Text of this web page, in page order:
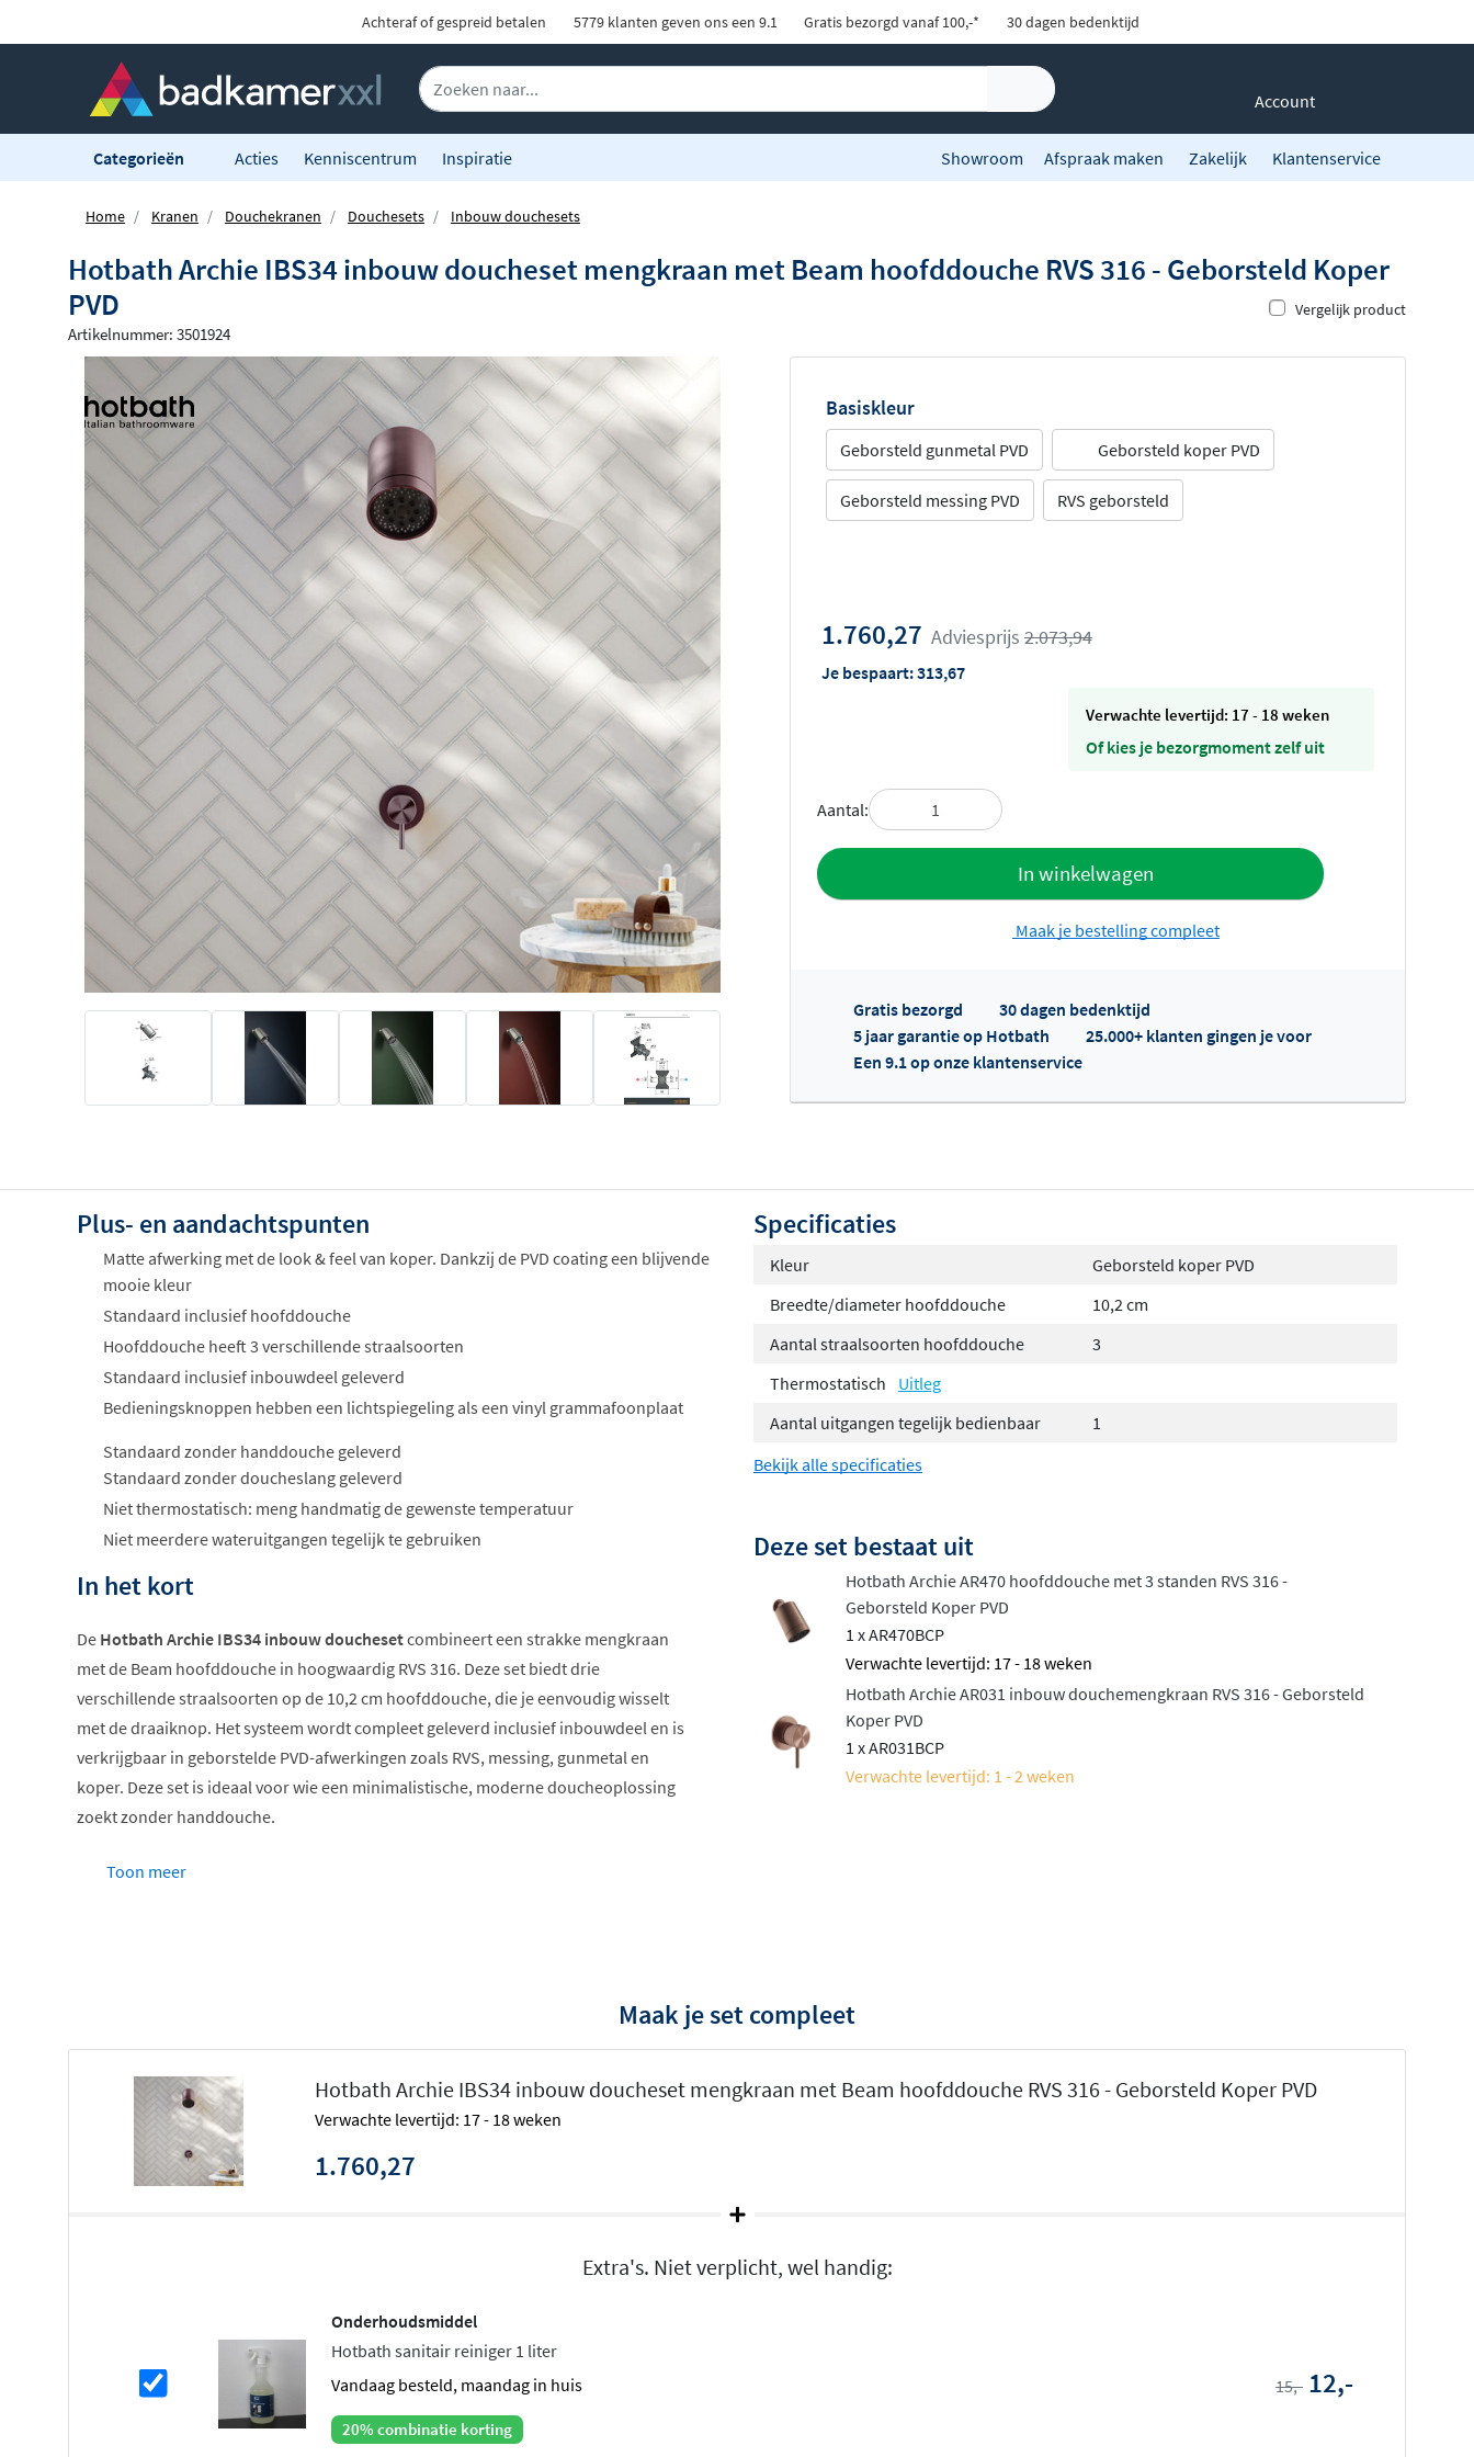
Achteraf of gespreid betalen 5779 klanten geven ons een 9.1 Gratis bezorgd vanaf 100,-* 30 dagen bedenktijd
Account
Categorieën Acties Kenniscentrum Inspiratie Showroom Afspraak maken Zakelijk Klantenservice
Home Kranen Douchekranen Douchesets Inbouw douchesets
Hotbath Archie IBS34 inbouw doucheset mengkraan met Beam hoofddouche RVS 316 - Geborsteld Koper
PVD
Vergelijk product
Artikelnummer: 3501924
Basiskleur
Geborsteld gunmetal PVD Geborsteld koper PVD
Geborsteld messing PVD RVS geborsteld
1.760,27 Adviesprijs 2.073,94
Je bespaart:313,67
Verwachte levertijd: 17 - 18 weken
Of kies je bezorgmoment zelf uit
Aantal:
In winkelwagen
Toevoegen aan offerte
Maak je bestelling compleet
Gratis bezorgd
30 dagen bedenktijd
5 jaar garantie op Hotbath
25.000+ klanten gingen je voor
Een 9.1 op onze klantenservice
Plus- en aandachtspunten
Matte afwerking met de look & feel van koper. Dankzij de PVD coating een blijvende
mooie kleur
Standaard inclusief hoofddouche
Hoofddouche heeft 3 verschillende straalsoorten
Standaard inclusief inbouwdeel geleverd
Bedieningsknoppen hebben een lichtspiegeling als een vinyl grammafoonplaat
Standaard zonder handdouche geleverd
Standaard zonder doucheslang geleverd
Niet thermostatisch: meng handmatig de gewenste temperatuur
Niet meerdere wateruitgangen tegelijk te gebruiken
In het kort
De Hotbath Archie IBS34 inbouw douchesetcombineert een strakke mengkraan
met de Beam hoofddouche in hoogwaardig RVS 316. Deze set biedt drie
verschillende straalsoorten op de 10,2 cm hoofddouche, die je eenvoudig wisselt
met de draaiknop. Het systeem wordt compleet geleverd inclusief inbouwdeel en is
verkrijgbaar in geborstelde PVD-afwerkingen zoals RVS, messing, gunmetal en
koper. Deze set is ideaal voor wie een minimalistische, moderne doucheoplossing
zoekt zonder handdouche.
Compleet met inbouwdeel
De Archie serie van Hotbath staat voorpuur, tijdloos design in corrosiebestendig
RVS 316. Deze collectie kenmerkt zich door strakke ronde vormen en matte,
geborstelde afwerkingen die perfect passen in moderne badkamers. RVS 316 is
bijzonder duurzaam en behoudt zijn mooie uitstraling, zelfs na jarenlang gebruik in
drie comfortabele straalsoorten
voor een zachte regendouche, een normale straal voor dagelijks gebruik en Hotbath
Massage voor gerichte, krachtige waterstralen. Wissel eenvoudig tussen de standen
met de draaiknop op de douchekop. De hoofddouche wordt via een wandarm
bevestigd en is verstelbaar voor optimaal comfort.
Toon meer
Specificaties
Kleur
Geborsteld koper PVD
Breedte/diameter hoofddouche
10,2 cm
Aantal straalsoorten hoofddouche
3
Thermostatisch
Uitleg
Aantal uitgangen tegelijk bedienbaar
1
Bekijk alle specificaties
Deze set bestaat uit
Hotbath Archie AR470 hoofddouche met 3 standen RVS 316 -
Geborsteld Koper PVD
1 x AR470BCP
Verwachte levertijd: 17 - 18 weken
Hotbath Archie AR031 inbouw douchemengkraan RVS 316 - Geborsteld
Koper PVD
1 x AR031BCP
Verwachte levertijd: 1 - 2 weken
Maak je set compleet
Hotbath Archie IBS34 inbouw doucheset mengkraan met Beam hoofddouche RVS 316 - Geborsteld Koper PVD
Verwachte levertijd: 17 - 18 weken
1.760,27
Extra's. Niet verplicht, wel handig:
Onderhoudsmiddel
Hotbath sanitair reiniger 1 liter
vandaag besteld, maandag in huis
20% combinatie korting
15,- 12,-